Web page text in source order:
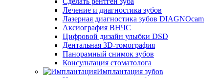
Лечение и диагностика зубов
Лазерная диагностика зубов DIAGNOcam
Аксиография ВНЧС
Цифровой дизайн улыбки DSD
Дентальная 3D-томография
Панорамный снимок зубов
Консультация стоматолога
Имплантация зубов